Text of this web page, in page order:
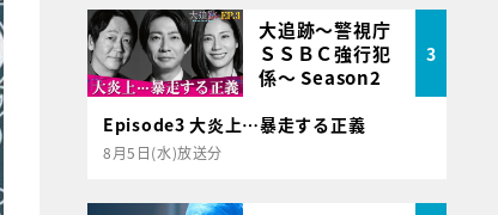
大追跡～警視庁
ＳＳＢＣ強行犯
係～ Season2
3
Episode3 大炎上…暴走する正義
8月5日(水)放送分